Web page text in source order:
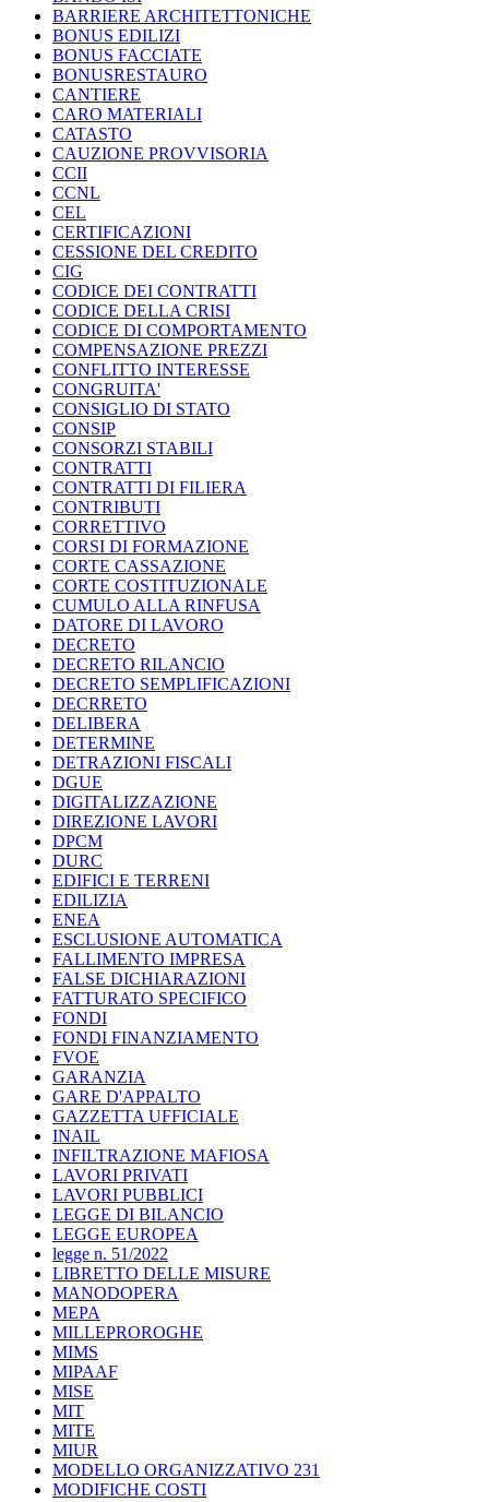
BARRIERE ARCHITETTONICHE
BONUS EDILIZI
BONUS FACCIATE
BONUSRESTAURO
CANTIERE
CARO MATERIALI
CATASTO
CAUZIONE PROVVISORIA
CCII
CCNL
CEL
CERTIFICAZIONI
CESSIONE DEL CREDITO
CIG
CODICE DEI CONTRATTI
CODICE DELLA CRISI
CODICE DI COMPORTAMENTO
COMPENSAZIONE PREZZI
CONFLITTO INTERESSE
CONGRUITA'
CONSIGLIO DI STATO
CONSIP
CONSORZI STABILI
CONTRATTI
CONTRATTI DI FILIERA
CONTRIBUTI
CORRETTIVO
CORSI DI FORMAZIONE
CORTE CASSAZIONE
CORTE COSTITUZIONALE
CUMULO ALLA RINFUSA
DATORE DI LAVORO
DECRETO
DECRETO RILANCIO
DECRETO SEMPLIFICAZIONI
DECRRETO
DELIBERA
DETERMINE
DETRAZIONI FISCALI
DGUE
DIGITALIZZAZIONE
DIREZIONE LAVORI
DPCM
DURC
EDIFICI E TERRENI
EDILIZIA
ENEA
ESCLUSIONE AUTOMATICA
FALLIMENTO IMPRESA
FALSE DICHIARAZIONI
FATTURATO SPECIFICO
FONDI
FONDI FINANZIAMENTO
FVOE
GARANZIA
GARE D'APPALTO
GAZZETTA UFFICIALE
INAIL
INFILTRAZIONE MAFIOSA
LAVORI PRIVATI
LAVORI PUBBLICI
LEGGE DI BILANCIO
LEGGE EUROPEA
legge n. 51/2022
LIBRETTO DELLE MISURE
MANODOPERA
MEPA
MILLEPROROGHE
MIMS
MIPAAF
MISE
MIT
MITE
MIUR
MODELLO ORGANIZZATIVO 231
MODIFICHE COSTI